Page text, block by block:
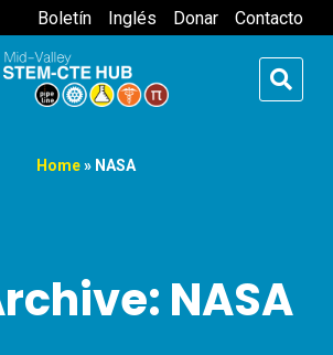
Boletín Inglés Donar Contacto
Home» NASA
NASA